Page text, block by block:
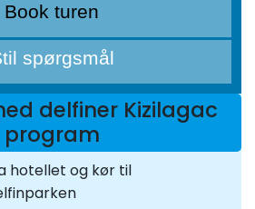
Book turen
spørgsmål
delfiner Kizilagac
program
hotellet og kør til